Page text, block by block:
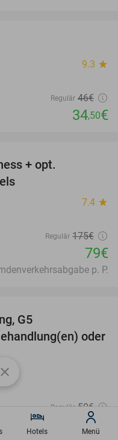
9.3 star
Regulär 46€
34,50€
+ opt.
7.4 star
Regulär 175€
79€
p. P.
G5
oder
Regulär 50€
24,90
close
Hotels Menü